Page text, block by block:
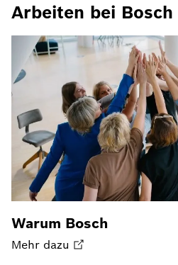
Arbeiten bei Bosch
Warum Bosch
Mehr dazu